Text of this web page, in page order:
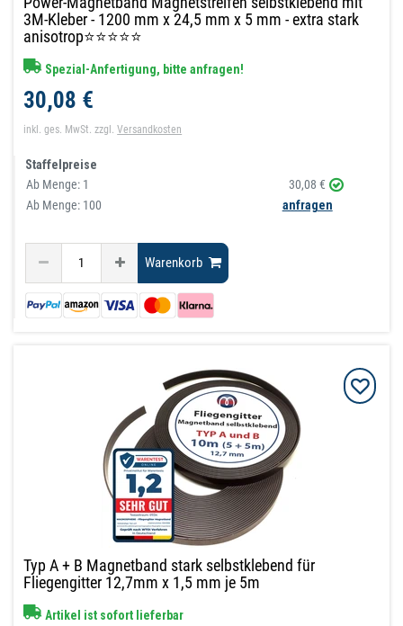
3M-Kleber - 1200 mm x 24,5 mm x 5 mm - extra stark
anisotrop⭐⭐⭐⭐⭐
Spezial-Anfertigung, bitte anfragen!
30,08 €
inkl. ges. MwSt. zzgl.Versandkosten
Staffelpreise
Ab Menge: 1
30,08 €
Ab Menge: 100
anfragen
Warenkorb
Typ A + B Magnetband stark selbstklebend für
Fliegengitter 12,7mm x 1,5 mm je 5m
Artikel ist sofort lieferbar